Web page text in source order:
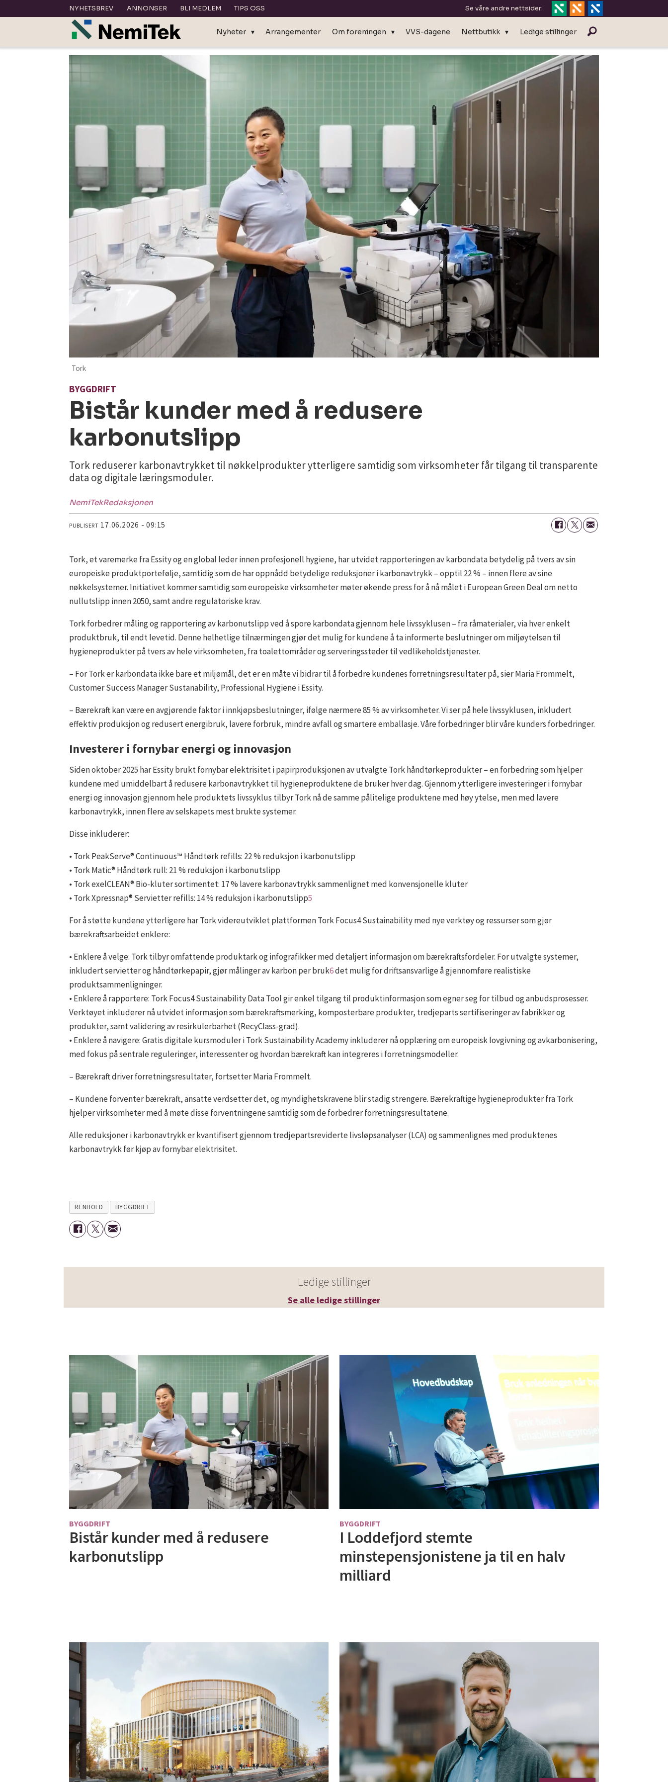
NYHETSBREV ANNONSER BLI MEDLEM TIPS OSS Se våre andre nettsider:
Nyheter Arrangementer Om foreningen VVS-dagene Nettbutikk Ledige stillinger
Tork
BYGGDRIFT
Bistår kunder med å redusere
karbonutslipp
Tork reduserer karbonavtrykket til nøkkelprodukter ytterligere samtidig som virksomheter får tilgang til transparente
data og digitale læringsmoduler.
NemiTekRedaksjonen
PUBLISERT 17.06.2026 - 09:15
Tork, et varemerke fra Essity og en global leder innen profesjonell hygiene, har utvidet rapporteringen av karbondata betydelig på tvers av sin
europeiske produktportefølje, samtidig som de har oppnådd betydelige reduksjoner i karbonavtrykk – opptil 22 % – innen flere av sine
nøkkelsystemer. Initiativet kommer samtidig som europeiske virksomheter møter økende press for å nå målet i European Green Deal om netto
nullutslipp innen 2050, samt andre regulatoriske krav.
Tork forbedrer måling og rapportering av karbonutslipp ved å spore karbondata gjennom hele livssyklusen – fra råmaterialer, via hver enkelt
produktbruk, til endt levetid. Denne helhetlige tilnærmingen gjør det mulig for kundene å ta informerte beslutninger om miljøytelsen til
hygieneprodukter på tvers av hele virksomheten, fra toalettområder og serveringssteder til vedlikeholdstjenester.
– For Tork er karbondata ikke bare et miljømål, det er en måte vi bidrar til å forbedre kundenes forretningsresultater på, sier Maria Frommelt,
Customer Success Manager Sustanability, Professional Hygiene i Essity.
– Bærekraft kan være en avgjørende faktor i innkjøpsbeslutninger, ifølge nærmere 85 % av virksomheter. Vi ser på hele livssyklusen, inkludert
effektiv produksjon og redusert energibruk, lavere forbruk, mindre avfall og smartere emballasje. Våre forbedringer blir våre kunders forbedringer.
Investerer i fornybar energi og innovasjon
Siden oktober 2025 har Essity brukt fornybar elektrisitet i papirproduksjonen av utvalgte Tork håndtørkeprodukter – en forbedring som hjelper
kundene med umiddelbart å redusere karbonavtrykket til hygieneproduktene de bruker hver dag. Gjennom ytterligere investeringer i fornybar
energi og innovasjon gjennom hele produktets livssyklus tilbyr Tork nå de samme pålitelige produktene med høy ytelse, men med lavere
karbonavtrykk, innen flere av selskapets mest brukte systemer.
Disse inkluderer:
• Tork PeakServe® Continuous™ Håndtørk refills: 22 % reduksjon i karbonutslipp
• Tork Matic® Håndtørk rull: 21 % reduksjon i karbonutslipp
• Tork exelCLEAN® Bio-kluter sortimentet: 17 % lavere karbonavtrykk sammenlignet med konvensjonelle kluter
• Tork Xpressnap® Servietter refills: 14 % reduksjon i karbonutslipp5
For å støtte kundene ytterligere har Tork videreutviklet plattformen Tork Focus4 Sustainability med nye verktøy og ressurser som gjør
bærekraftsarbeidet enklere:
• Enklere å velge: Tork tilbyr omfattende produktark og infografikker med detaljert informasjon om bærekraftsfordeler. For utvalgte systemer,
inkludert servietter og håndtørkepapir, gjør målinger av karbon per bruk6det mulig for driftsansvarlige å gjennomføre realistiske
produktsammenligninger.
• Enklere å rapportere: Tork Focus4 Sustainability Data Tool gir enkel tilgang til produktinformasjon som egner seg for tilbud og anbudsprosesser.
Verktøyet inkluderer nå utvidet informasjon som bærekraftsmerking, komposterbare produkter, tredjeparts sertifiseringer av fabrikker og
produkter, samt validering av resirkulerbarhet (RecyClass-grad).
• Enklere å navigere: Gratis digitale kursmoduler i Tork Sustainability Academy inkluderer nå opplæring om europeisk lovgivning og avkarbonisering,
med fokus på sentrale reguleringer, interessenter og hvordan bærekraft kan integreres i forretningsmodeller.
– Bærekraft driver forretningsresultater, fortsetter Maria Frommelt.
– Kundene forventer bærekraft, ansatte verdsetter det, og myndighetskravene blir stadig strengere. Bærekraftige hygieneprodukter fra Tork
hjelper virksomheter med å møte disse forventningene samtidig som de forbedrer forretningsresultatene.
Alle reduksjoner i karbonavtrykk er kvantifisert gjennom tredjepartsreviderte livsløpsanalyser (LCA) og sammenlignes med produktenes
karbonavtrykk før kjøp av fornybar elektrisitet.
RENHOLD BYGGDRIFT
Ledige stillinger
Se alle ledige stillinger
BYGGDRIFT
Bistår kunder med å redusere
karbonutslipp
BYGGDRIFT
I Loddefjord stemte
minstepensjonistene ja til en halv
milliard